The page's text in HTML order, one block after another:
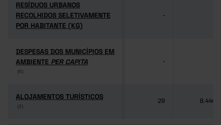
RESÍDUOS URBANOS
RECOLHIDOS SELETIVAMENTE
POR HABITANTE (KG)
RESÍDUOS URBANOS
RECOLHIDOS SELETIVAMENTE
POR HABITANTE (KG)
-
DESPESAS DOS MUNICÍPIOS EM
AMBIENTE PER CAPITA
(6)
DESPESAS DOS MUNICÍPIOS EM
AMBIENTE PER CAPITA
(6)
-
ALOJAMENTOS TURÍSTICOS
(2)
ALOJAMENTOS TURÍSTICOS
(2)
29 8.446